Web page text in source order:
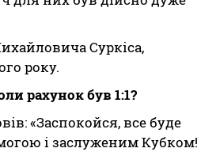
Суркіса,
року.
рахунок був 1:1?
«Заспокойся, все буде
і заслуженим Кубком!